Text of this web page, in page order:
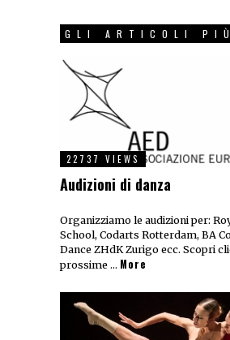
GLI ARTICOLI
22737 VIEWS
Audizioni di danza
Organizziamo le audizioni per:
School, Codarts Rotterdam, BA
Dance ZHdK Zurigo ecc. Scopri
prossime … More